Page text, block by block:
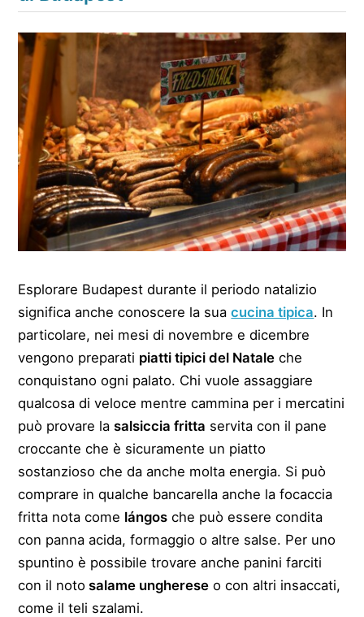
Esplorare Budapest durante il periodo natalizio
significa anche conoscere la suacucina tipica. In
particolare, nei mesi di novembre e dicembre
vengono preparati piatti tipici del Natale che
conquistano ogni palato. Chi vuole assaggiare
qualcosa di veloce mentre cammina per i mercatini
può provare lasalsiccia fritta servita con il pane
croccante che è sicuramente un piatto
sostanzioso che da anche molta energia. Si può
comprare in qualche bancarella anche la focaccia
fritta nota come lángos che può essere condita
con panna acida, formaggio o altre salse. Per uno
spuntino è possibile trovare anche panini farciti
con il noto salame ungherese o con altri insaccati,
come il teli szalami.